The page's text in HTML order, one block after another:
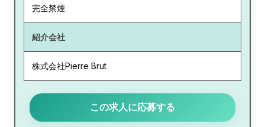
完全禁煙
紹介会社
株式会社Pierre Brut
この求人に応募する